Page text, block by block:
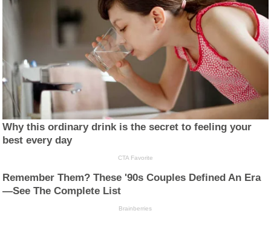
Why this ordinary drink is the secret to feeling your
best every day
CTA Favorite
Remember Them? These '90s Couples Defined An Era
—See The Complete List
Brainberries